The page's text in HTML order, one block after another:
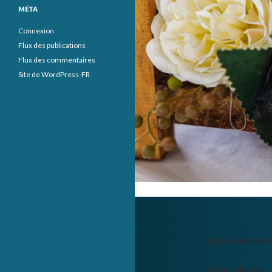
Image
Image suivante
MÉTA
Connexion
Flux des publications
Flux des commentaires
Site de WordPress-FR